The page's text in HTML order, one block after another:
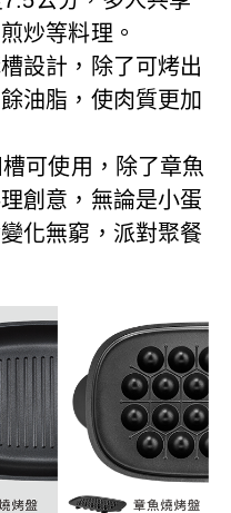
炒等料理。
設計，除了可烤出
油脂，使肉質更加
可使用，除了章魚
創意，無論是小蛋
化無窮，派對聚餐